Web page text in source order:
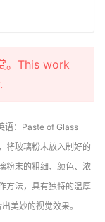
。This work
语：Paste of Glass
将玻璃粉末放入制好的
粉末的粗细、颜色、浓
方法，具有独特的温厚
美妙的视觉效果。